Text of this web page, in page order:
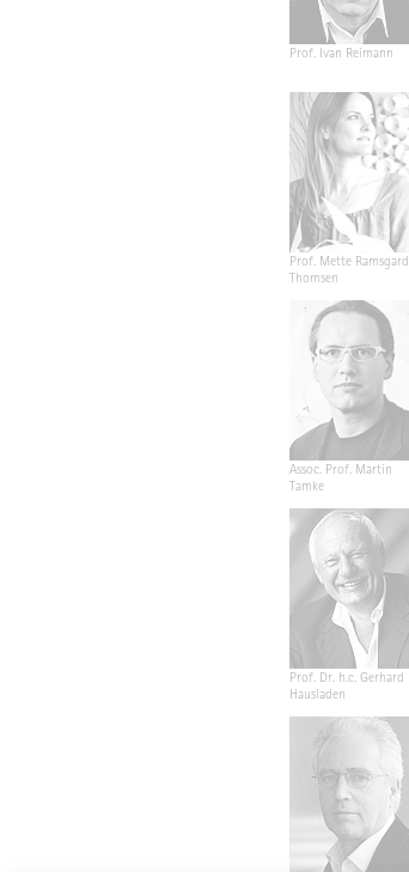
Prof. Ivan Reimann
Prof. Mette Ramsgard
Thomsen
Assoc. Prof. Martin
Tamke
Prof. Dr. h.c. Gerhard
Hausladen